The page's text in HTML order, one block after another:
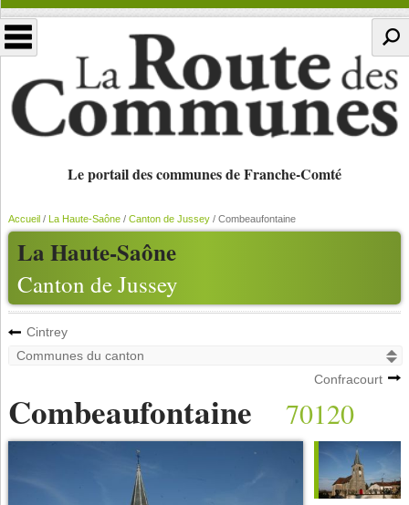
Le portail des communes de Franche-Comté
La Haute-Saône
Canton de Jussey
Accueil/ La Haute-Saône/ Canton de Jussey/ Combeaufontaine
Cintrey
Confracourt
Combeaufontaine 70120